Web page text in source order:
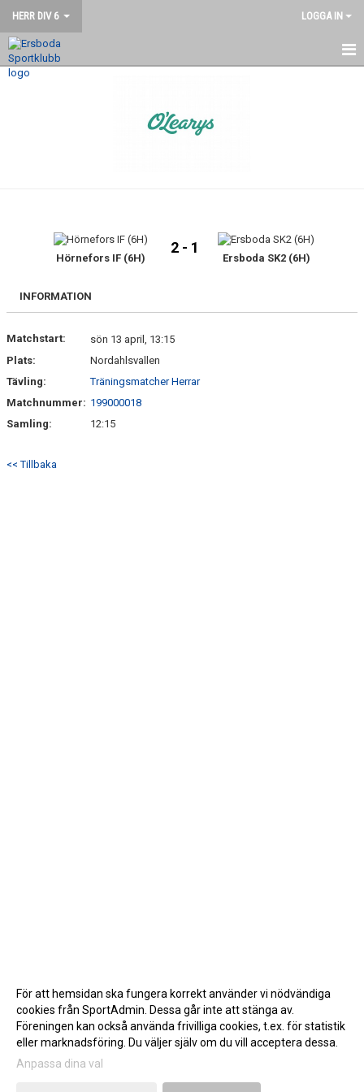
HERR DIV 6 LOGGA IN
HEM
BILDGALLERI
DOKUMENT
Hörnefors IF (6H)
2 - 1
Ersboda SK2 (6H)
INFORMATION
Matchstart:
sön 13 april, 13:15
Plats:
Nordahlsvallen
Tävling:
Träningsmatcher Herrar
Matchnummer: 199000018
Samling:
12:15
<< Tillbaka
Gå till Webbversion
För att hemsidan ska fungera korrekt använder vi nödvändiga
cookies från SportAdmin. Dessa går inte att stänga av.
Föreningen kan också använda frivilliga cookies, t.ex. för statistik
eller marknadsföring. Du väljer själv om du vill acceptera dessa.
Anpassa dina val